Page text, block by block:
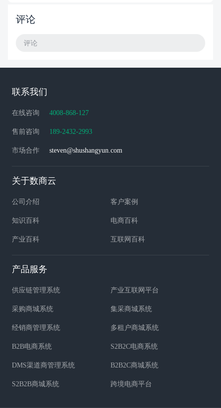
评论
评论
联系我们
在线咨询 4008-868-127
售前咨询 189-2432-2993
市场合作 steven@shushangyun.com
关于数商云
公司介绍 客户案例
知识百科 电商百科
产业百科 互联网百科
产品服务
供应链管理系统 产业互联网平台
采购商城系统 集采商城系统
经销商管理系统 多租户商城系统
B2B电商系统 S2B2C电商系统
DMS渠道商管理系统 B2B2C商城系统
S2B2B商城系统 跨境电商平台